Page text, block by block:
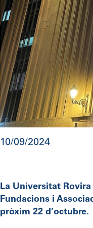
10/09/2024
La Universitat
Fundacions i
pròxim 22 d’octubre.